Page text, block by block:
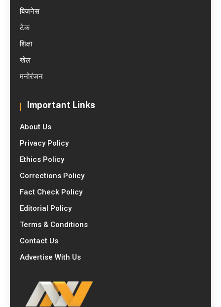
बिजनेस
टेक
शिक्षा
खेल
मनोरंजन
Important Links
About Us
Privacy Policy
Ethics Policy
Corrections Policy
Fact Check Policy
Editorial Policy
Terms & Conditions
Contact Us
Advertise With Us